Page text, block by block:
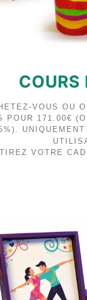
COURS
VOUS OU
POUR 171.00€
VOTRE